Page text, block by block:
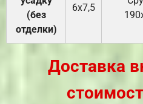
(без
отделки)
6х7,5
Доставка